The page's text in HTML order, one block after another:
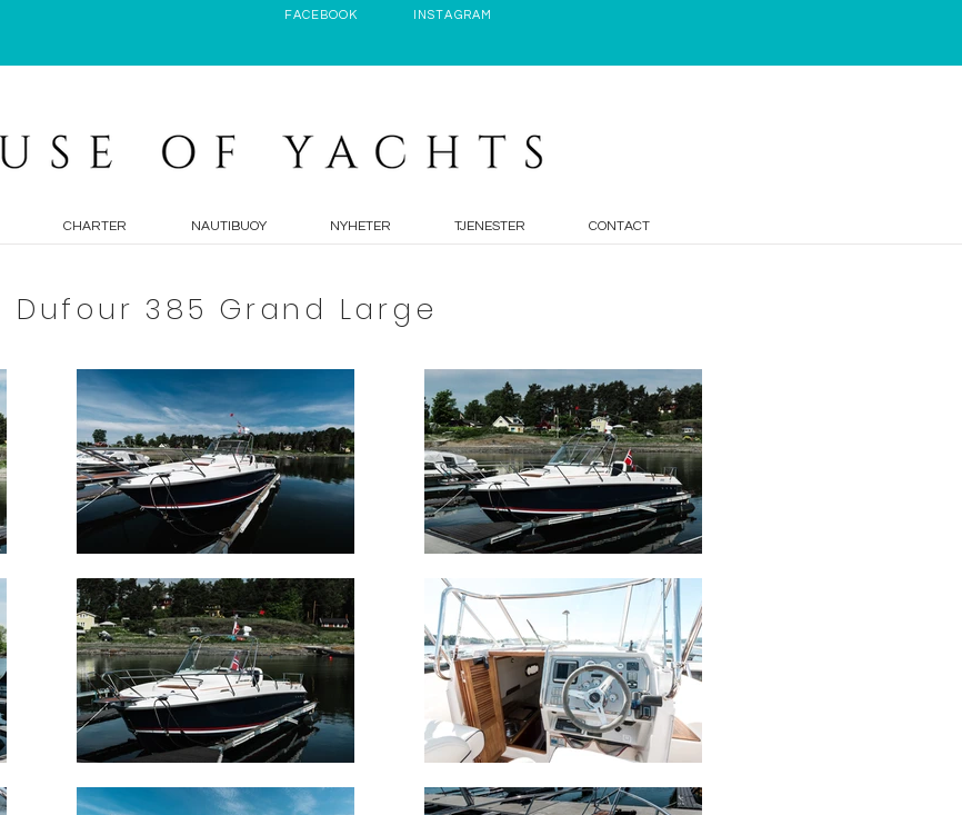
FACEBOOK INSTAGRAM
CHARTER NAUTIBUOY NYHETER TJENESTER CONTACT
Dufour 385 Grand Large